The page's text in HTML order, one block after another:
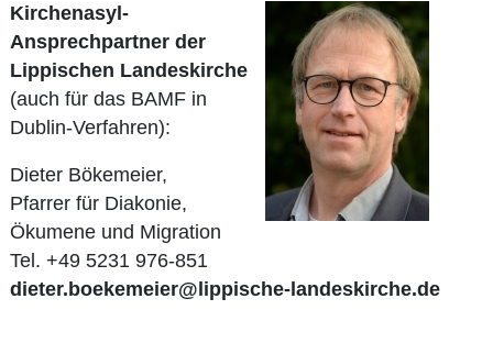
Kirchenasyl-
Ansprechpartner der
Lippischen Landeskirche
(auch für das BAMF in
Dublin-Verfahren):
Dieter Bökemeier,
Pfarrer für Diakonie,
Ökumene und Migration
Tel. +49 5231 976-851
dieter.boekemeier@lippische-landeskirche.de